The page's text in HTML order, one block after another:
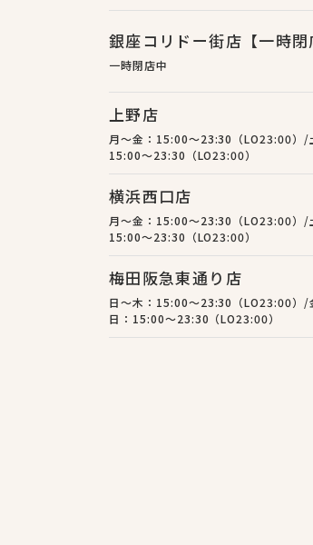
銀座コリドー街店【一時閉
一時閉店中
上野店
月〜金：15:00〜23:30（LO23:00）/
15:00〜23:30（LO23:00）
横浜西口店
月〜金：15:00〜23:30（LO23:00）/
15:00〜23:30（LO23:00）
梅田阪急東通り店
日〜木：15:00〜23:30（LO23:00）/
日：15:00〜23:30（LO23:00）